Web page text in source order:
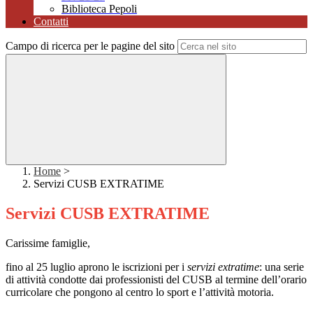
Biblioteca Pepoli
Contatti
Campo di ricerca per le pagine del sito
Home >
Servizi CUSB EXTRATIME
Servizi CUSB EXTRATIME
Carissime famiglie,
fino al 25 luglio aprono le iscrizioni per i servizi extratime: una serie
di attività condotte dai professionisti del CUSB al termine dell’orario
curricolare che pongono al centro lo sport e l’attività motoria.